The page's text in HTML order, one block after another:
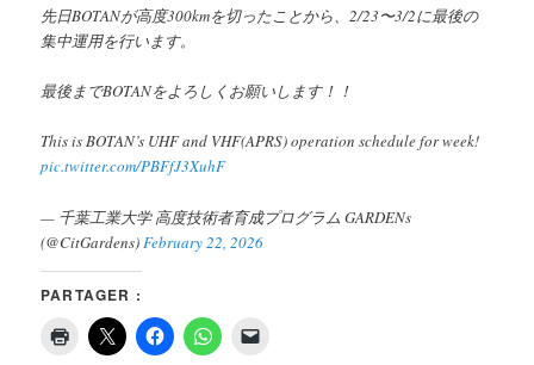
先日BOTANが高度300kmを切ったことから、2/23〜3/2に最後の
集中運用を行います。
最後までBOTANをよろしくお願いします！！
This is BOTAN’s UHF and VHF(APRS) operation schedule for week!
pic.twitter.com/PBFfJ3XuhF
— 千葉工業大学 高度技術者育成プログラム GARDENs
(@CitGardens)February 22, 2026
PARTAGER :